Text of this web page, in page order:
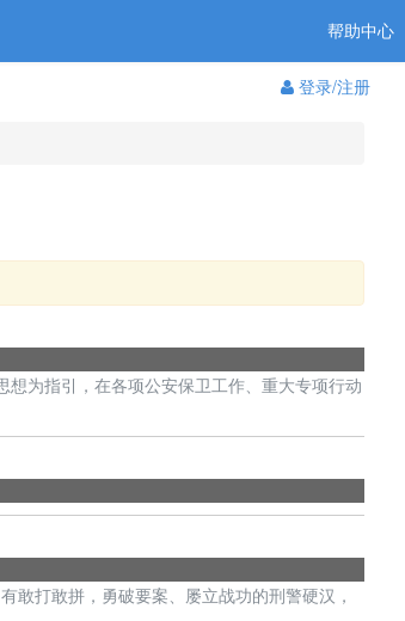
帮助中心
登录/注册
为指引，在各项公安保卫工作、重大专项行动
敢打敢拼，勇破要案、屡立战功的刑警硬汉，